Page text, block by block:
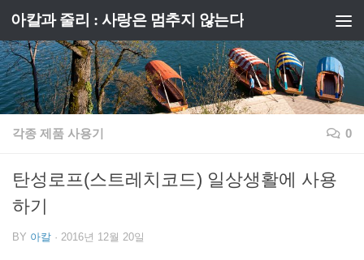
Skip to content
아칼과 줄리 : 사랑은 멈추지 않는다
각종 제품 사용기 0
탄성로프(스트레치코드) 일상생활에 사용
하기
BY 아칼 · 2016년 12월 20일